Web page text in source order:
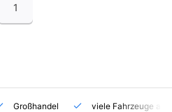
1
Großhandel viele Fahrzeuge auf